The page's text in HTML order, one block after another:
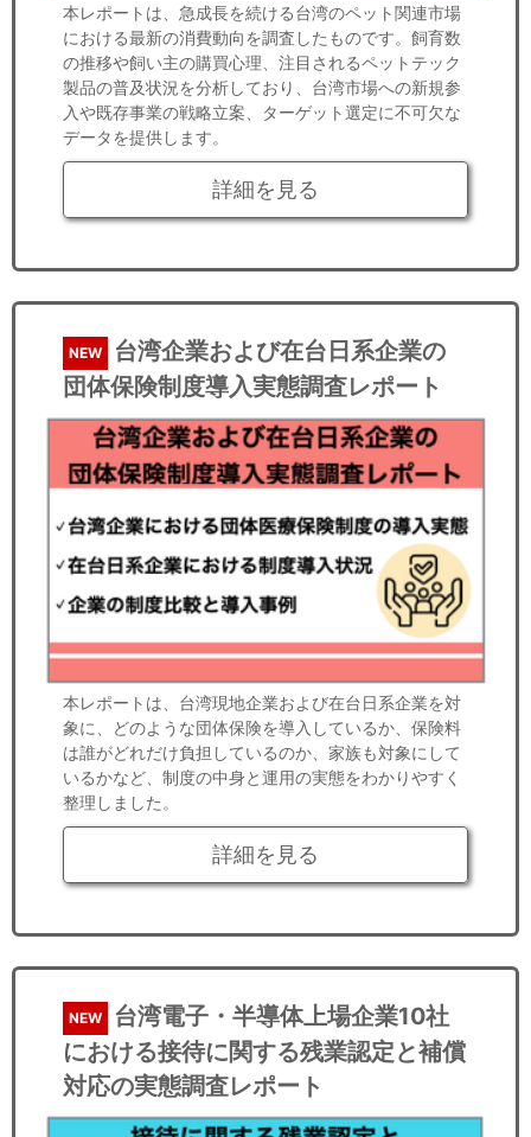
本レポートは、急成長を続ける台湾のペット関連市場
における最新の消費動向を調査したものです。飼育数
の推移や飼い主の購買心理、注目されるペットテック
製品の普及状況を分析しており、台湾市場への新規参
入や既存事業の戦略立案、ターゲット選定に不可欠な
データを提供します。
詳細を見る
NEW
台湾企業および在台日系企業の
団体保険制度導入実態調査レポート
本レポートは、台湾現地企業および在台日系企業を対
象に、どのような団体保険を導入しているか、保険料
は誰がどれだけ負担しているのか、家族も対象にして
いるかなど、制度の中身と運用の実態をわかりやすく
整理しました。
詳細を見る
NEW
台湾電子・半導体上場企業10社
における接待に関する残業認定と補償
対応の実態調査レポート